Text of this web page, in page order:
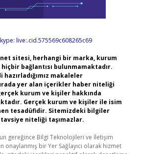
live:.cid.575569c608265c69
sitesi, herhangi bir marka, kurum
bağlantısı bulunmamaktadır.
hazırladığımız makaleler
yer alan içerikler haber niteliği
kurum ve kişiler hakkında
Gerçek kurum ve kişiler ile isim
tesadüfidir. Sitemizdeki bilgiler
niteliği taşımazlar.
gereğince Bilgi Teknolojileri ve İletişim
onaylanmış bir Yer Sağlayıcı olarak hizmet